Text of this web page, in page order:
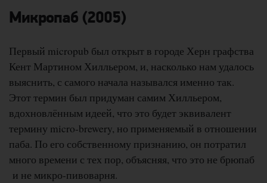
Микропаб (2005)
Первый micropub был открыт в городе Херн графства
Кент Мартином Хилльером, и, насколько нам удалось
выяснить, с самого начала назывался именно так.
Этот термин был придуман самим Хилльером,
вдохновлённым идеей, что это будет эквивалент
термину micro-brewery, но применяемый в отношении
паба. По его собственному признанию, он потратил
много времени с тех пор, объясняя, что это не брюпаб
и не микро-пивоварня.